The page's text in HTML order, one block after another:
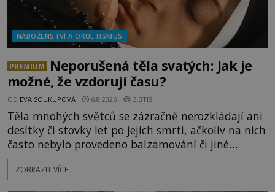
NÁBOŽENSTVÍ A OKULTISMUS
PREMIUM
Neporušená těla svatých: Jak je
možné, že vzdorují času?
OD EVA SOUKUPOVÁ 6.8.2026 3.3TIS
Těla mnohých světců se zázračně nerozkládají ani
desítky či stovky let po jejich smrti, ačkoliv na nich
často nebylo provedeno balzamování či jiné
pokusy o konzervaci. Neporušené ostatky bývají
považovány za důkaz svatosti zemřelých. Jaké
ZOBRAZIT VÍCE